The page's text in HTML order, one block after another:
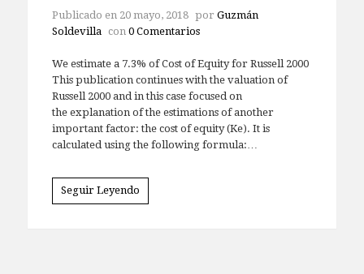
Publicado en 20 mayo, 2018 por Guzmán
Soldevilla
con 0 Comentarios
We estimate a 7.3% of Cost of Equity for Russell 2000
This publication continues with the valuation of
Russell 2000 and in this case focused on
the explanation of the estimations of another
important factor: the cost of equity (Ke). It is
calculated using the following formula:…
Seguir Leyendo